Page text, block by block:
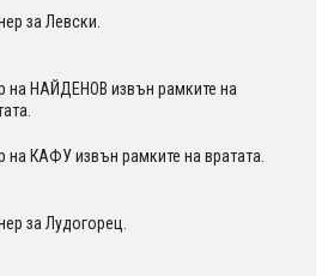
за Левски.
на НАЙДЕНОВ извън рамките на
на КАФУ извън рамките на вратата.
за Лудогорец.